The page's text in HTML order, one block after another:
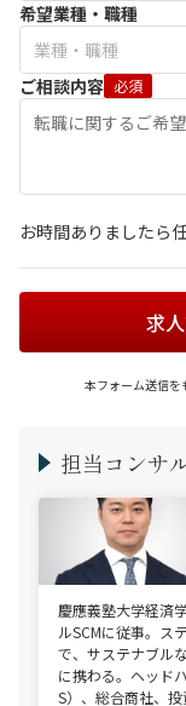
希望業種・職種
ご相談内容 必須
お時間ありましたら
求
本フォーム送信を
担当コンサ
慶應義塾大学経済
ルSCMに従事。ス
で、サステナブル
に携わる。ヘッド
S）、総合商社、